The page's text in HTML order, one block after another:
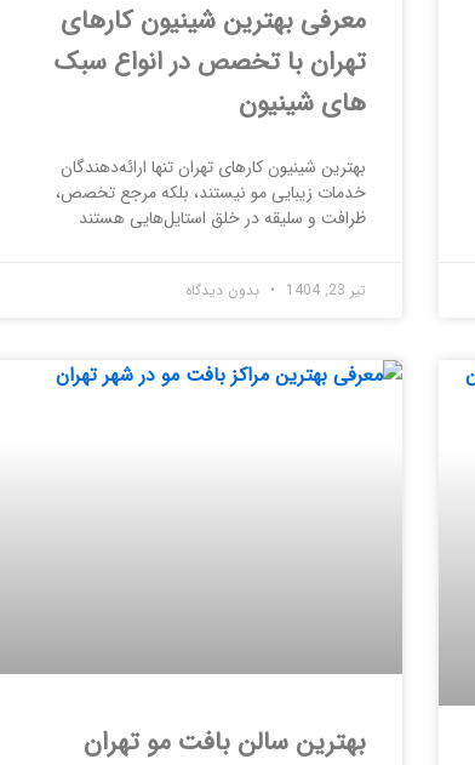
معرفی بهترین شینیون کارهای
تهران با تخصص در انواع سبک
های شینیون
بهترین شینیون‌ کارهای تهران تنها ارائه‌دهندگان
خدمات زیبایی مو نیستند، بلکه مرجع تخصص،
ظرافت و سلیقه در خلق استایل‌هایی هستند
تیر 23, 1404 بدون دیدگاه
بهترین سالن بافت مو تهران